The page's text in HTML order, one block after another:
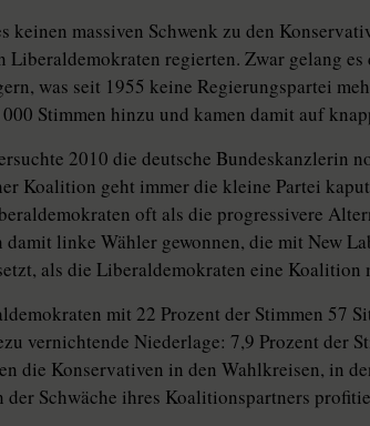
keinen massiven Schwenk zu den
regierten. Zwar gelang
was seit 1955 keine Regierungspartei
Stimmen hinzu und kamen damit auf
2010 die deutsche Bundeskanzlerin
Koalition geht immer die kleine Partei
oft als die progressivere
damit linke Wähler gewonnen, die mit New
als die Liberaldemokraten eine Koalition
mit 22 Prozent der Stimmen 57
vernichtende Niederlage: 7,9 Prozent der
die Konservativen in den Wahlkreisen, in
der Schwäche ihres Koalitionspartners